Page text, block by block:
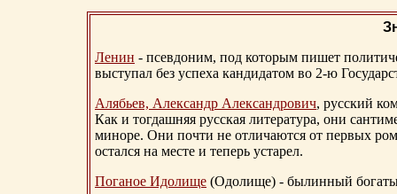
Ленин - псевдоним, под которым пишет
выступал без успеха кандидатом во 2-ю
Алябьев, Александр Александрович, русский
Как и тогдашняя русская литература, они
миноре. Они почти не отличаются от первых
остался на месте и теперь устарел.
Поганое Идолище (Одолище) - былинный